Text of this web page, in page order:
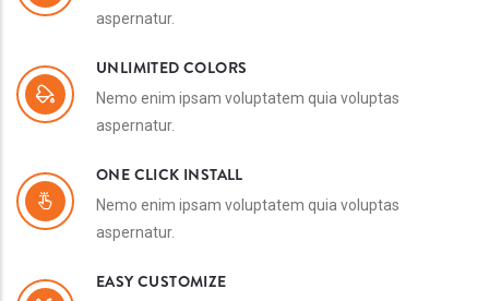
aspernatur.
UNLIMITED COLORS
Nemo enim ipsam voluptatem quia voluptas
aspernatur.
ONE CLICK INSTALL
Nemo enim ipsam voluptatem quia voluptas
aspernatur.
EASY CUSTOMIZE